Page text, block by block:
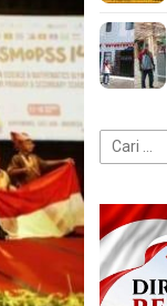
Cari
untuk: